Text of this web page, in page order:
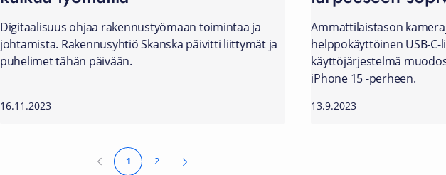
Digitaalisuus ohjaa rakennustyömaan toimintaa ja
johtamista. Rakennusyhtiö Skanska päivitti liittymät ja
puhelimet tähän päivään.
16.11.2023
Ammattilaistason
helppokäyttöinen USB-C-
käyttöjärjestelmä
iPhone 15 -perheen.
13.9.2023
1 2